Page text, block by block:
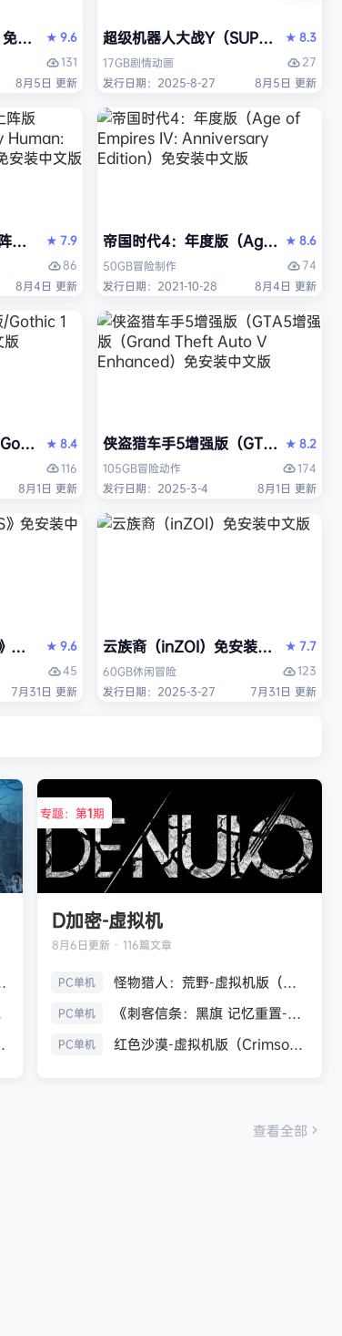
安装中文版
★9.6
131
8月5日 更新
超级机器人大战Y（SUPER ★8.3
17GB剧情动画
27
发行日期：2025-8-27
8月5日 更新
版（Dying Light 2 Stay Human: Reloaded
★7.9
86
8月4日 更新
帝国时代4：年度版（Age of
★8.6
50GB冒险制作
74
发行日期：2021-10-28
8月4日 更新
1 Remake》免安装中文版
★8.4
116
8月1日 更新
侠盗猎车手5增强版（GTA5增强
★8.2
105GB冒险动作
174
发行日期：2025-3-4
8月1日 更新
免安装中文版
★9.6
45
7月31日 更新
云族裔（inZOI）免安装中文版
★7.7
60GB休闲冒险
123
发行日期：2025-3-27
7月31日 更新
）免安装中文版
文版
免安装中文版
专题：第1期
D加密-虚拟机
8月6日更新 · 116篇文章
PC单机 怪物猎人：荒野-虚拟机版（Monster Hunter Wilds HYPERVISOR）免安装中文版
PC单机 《刺客信条：黑旗 记忆重置-虚拟机版/Assassin’s Creed Black Flag Resynced HYPERVISOR》免安装中文版
PC单机 红色沙漠-虚拟机版（Crimson Desert HYPERVISOR）免安装中文版
查看全部